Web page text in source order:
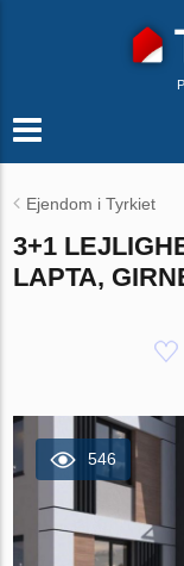
Ejendom i Tyrkiet
3+1
LAPTA,
546